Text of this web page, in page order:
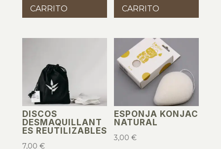
CARRITO
CARRITO
DISCOS
DESMAQUILLANT
ES REUTILIZABLES
7,00 €
ESPONJA KONJAC
NATURAL
3,00€